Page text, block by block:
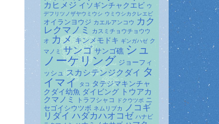
カヒメジ イソギンチャクエビ ウ
デフリツノザヤウミウシ ウミウシカクレエビ
オイランヨウジ カエルアンコウ カク
レクマノミ
カスミチョウチョウウ
オ カメ キンメモドキ ギンガハゼ ク
マノミ サンゴ サンゴ礁 シュ
ノーケリング ジョーフィ
ッシュ スカシテンジクダイ タ
イマイ タコ タテジマキンチャ
クダイ幼魚 ダイビング トウアカ
クマノミ
トラフシャコ ドクウツボ
ニ
セゴイシウツボ ネムリブカ
ノコギ
リダイ ハダカハオコゼ ハナビ